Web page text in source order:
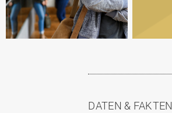
DATEN & FAKTEN